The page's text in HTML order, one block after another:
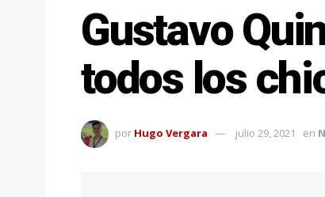
Gustavo
todos los
por Hugo Vergara julio 29, 2021 en